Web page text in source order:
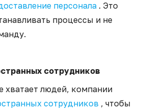
персонала . Это
процессы и не
сотрудников
хватает людей, компании
сотрудников , чтобы